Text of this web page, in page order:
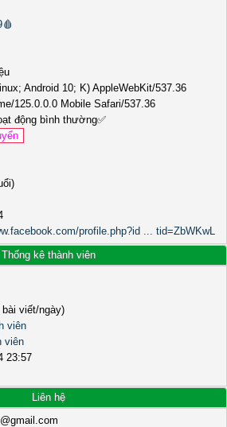
Android 10; K) AppleWebKit/537.36
125.0.0.0 Mobile Safari/537.36
động bình thường✅
profile.php?id ... tid=ZbWKwL
Thống kê thành viên
viết/ngày)
viên
viên
23:57
Liên hệ